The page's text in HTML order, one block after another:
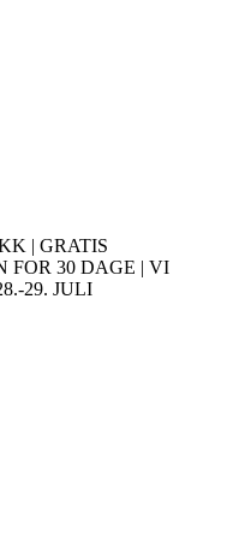
| GRATIS
FOR 30 DAGE | VI
29. JULI